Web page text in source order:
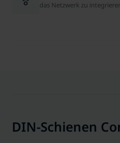
das Netzwerk zu
DIN-Schienen